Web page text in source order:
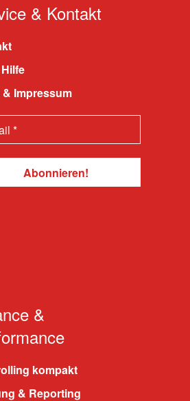
& Kontakt
& Impressum
&
kompakt
& Reporting